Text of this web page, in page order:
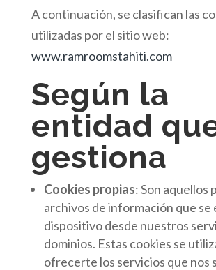
A continuación, se clasifican las
utilizadas por el sitio web:
www.ramroomstahiti.com
Según la
entidad
gestiona
Cookies propias: Son aquellos
archivos de información que se
dispositivo desde nuestros
dominios. Estas cookies se
ofrecerte los servicios que nos